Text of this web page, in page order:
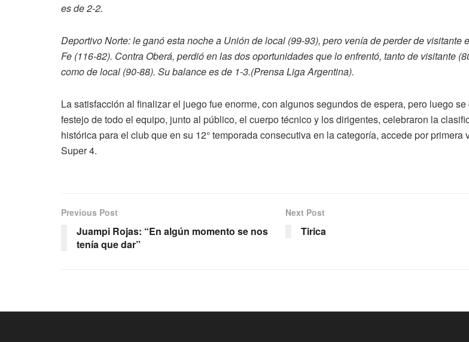
es de 2-2.
Deportivo Norte: le ganó esta noche a Unión de local (99-93), pero venía de perder de visitante
Fe (116-82). Contra Oberá, perdió en las dos oportunidades que lo enfrentó, tanto de visitante
como de local (90-88). Su balance es de 1-3.(Prensa Liga Argentina).
La satisfacción al finalizar el juego fue enorme, con algunos segundos de espera, pero luego se
festejo de todo el equipo, junto al público, el cuerpo técnico y los dirigentes, celebraron la
histórica para el club que en su 12° temporada consecutiva en la categoría, accede por primera
Super 4.
Previous Post
Juampi Rojas: “En algún momento se nos
tenía que dar”
Next Post
Tirica